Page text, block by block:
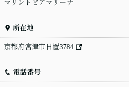
マリントピアマリーナ
所在地
京都府宮津市日置3784
電話番号